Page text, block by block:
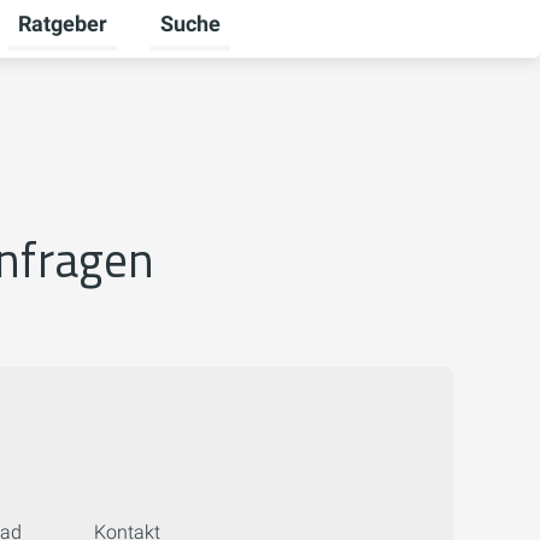
umschalten
Untermenü für Karriere umschalten
Ratgeber
Untermenü für Ratgeber umschalten
Suche
Kontakt